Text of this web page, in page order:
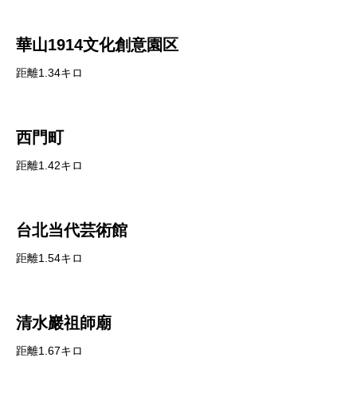
華山1914文化創意園区
距離1.34キロ
西門町
距離1.42キロ
台北当代芸術館
距離1.54キロ
清水巖祖師廟
距離1.67キロ